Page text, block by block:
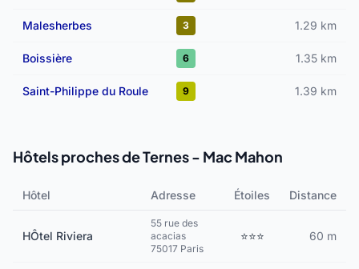
Malesherbes 3 1.29 km
Boissière 6 1.35 km
Saint-Philippe du Roule 9 1.39 km
Hôtels proches de Ternes - Mac Mahon
Hôtel Adresse Étoiles Distance
HÔtel Riviera
55 rue des
acacias
75017 Paris
⭐⭐⭐ 60 m